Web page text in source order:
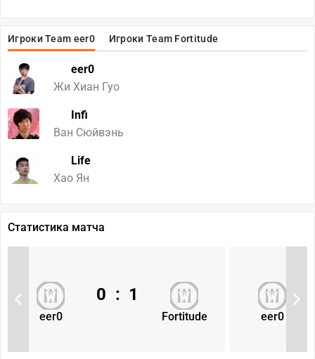
Игроки Team eer0 Игроки Team Fortitude
eer0
Жи Хиан Гуо
Infi
Ван Сюйвэнь
Life
Хао Ян
Статистика матча
eer0 Fortitude
0 : 1
eer0